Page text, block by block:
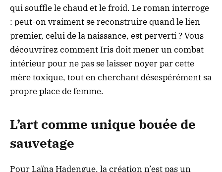
qui souffle le chaud et le froid. Le roman interroge
: peut-on vraiment se reconstruire quand le lien
premier, celui de la naissance, est perverti ? Vous
découvrirez comment Iris doit mener un combat
intérieur pour ne pas se laisser noyer par cette
mère toxique, tout en cherchant désespérément sa
propre place de femme.
L’art comme unique bouée de
sauvetage
Pour Laïna Hadengue, la création n’est pas un